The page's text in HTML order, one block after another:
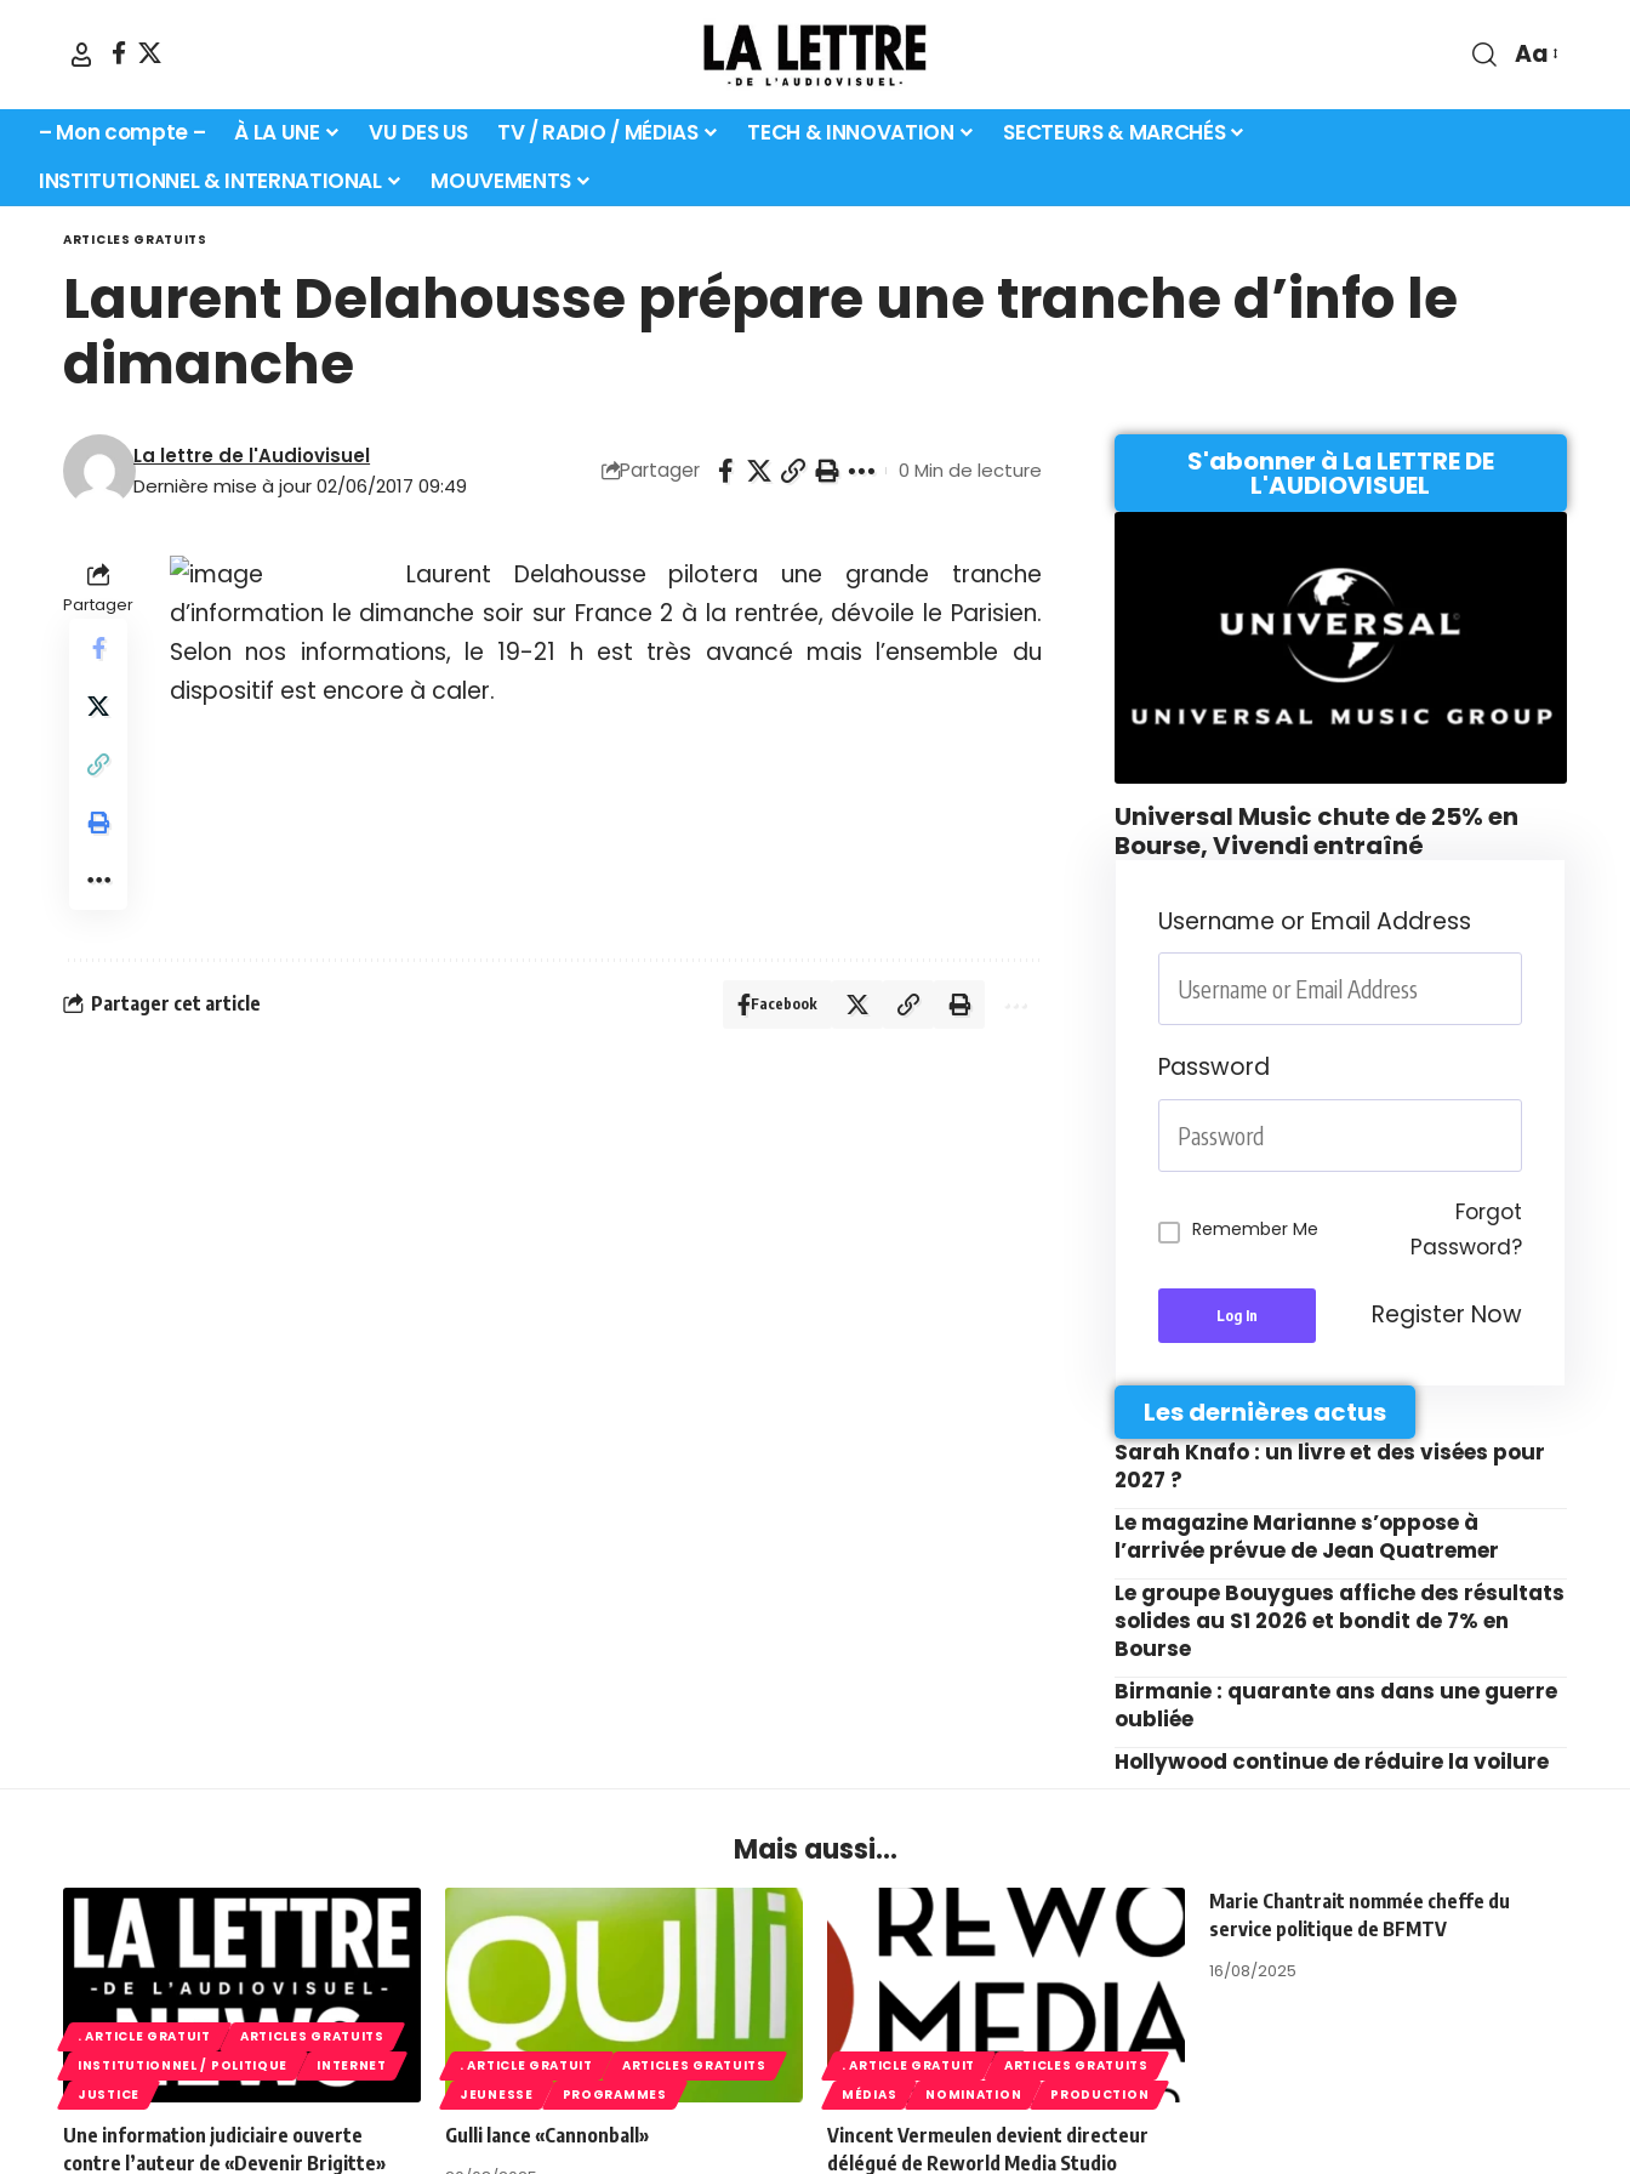
Aa
– Mon compte – À LA UNE VU DES US TV / RADIO / MÉDIAS TECH & INNOVATION
SECTEURS & MARCHÉS
INSTITUTIONNEL & INTERNATIONAL
MOUVEMENTS
ARTICLES GRATUITS
Laurent Delahousse prépare une tranche d’info le
dimanche
Dernière mise à jour 02/06/2017 09:49
La lettre de l'Audiovisuel
Partager 0 Min de lecture
Partager
Laurent Delahousse pilotera une grande tranche
d’information le dimanche soir sur France 2 à la rentrée, dévoile le Parisien.
Selon nos informations, le 19-21 h est très avancé mais l’ensemble du
dispositif est encore à caler.
Partager cet article Facebook
S'abonner à La LETTRE DE
L'AUDIOVISUEL
Universal Music chute de 25% en
Bourse, Vivendi entraîné
Username or Email Address
Password
Remember Me
Forgot
Password?
Log In Register Now
Les dernières actus
Sarah Knafo : un livre et des visées pour
2027 ?
Le magazine Marianne s’oppose à
l’arrivée prévue de Jean Quatremer
Le groupe Bouygues affiche des résultats
solides au S1 2026 et bondit de 7% en
Bourse
Birmanie : quarante ans dans une guerre
oubliée
Hollywood continue de réduire la voilure
Mais aussi...
. ARTICLE GRATUIT
ARTICLES GRATUITS
INSTITUTIONNEL / POLITIQUE
INTERNET
JUSTICE
Une information judiciaire ouverte
contre l’auteur de «Devenir Brigitte»
. ARTICLE GRATUIT
ARTICLES GRATUITS
JEUNESSE
PROGRAMMES
Gulli lance «Cannonball»
. ARTICLE GRATUIT
ARTICLES GRATUITS
MÉDIAS
NOMINATION PRODUCTION
Vincent Vermeulen devient directeur
délégué de Reworld Media Studio
Marie Chantrait nommée cheffe du
service politique de BFMTV
16/08/2025